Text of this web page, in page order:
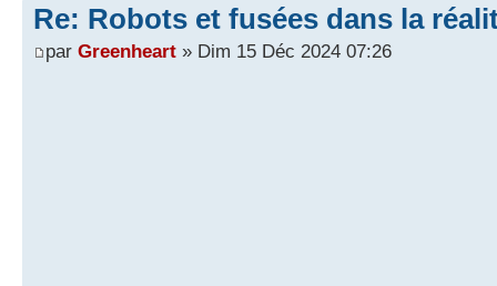
Re: Robots et fusées dans la
par Greenheart » Dim 15 Déc 2024 07:26